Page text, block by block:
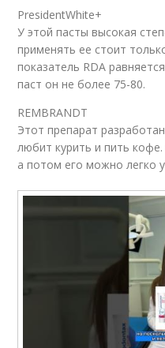
PresidentWhite+
У этой пасты высокая
применять ее стоит
показатель RDA
паст он не более 75-80.
REMBRANDT
Этот препарат
любит курить и пить
а потом его можно легко